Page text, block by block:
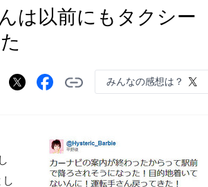
は以前にもタクシー
みんなの感想は？